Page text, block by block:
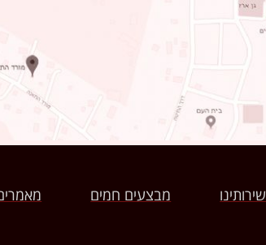
שירותינו מבצעים חמים